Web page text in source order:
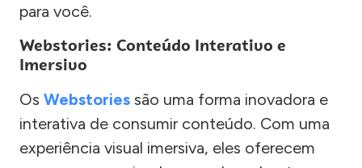
para você.
Webstories: Conteúdo Interativo e
Imersivo
Os Webstories são uma forma inovadora e
interativa de consumir conteúdo. Com uma
experiência visual imersiva, eles oferecem